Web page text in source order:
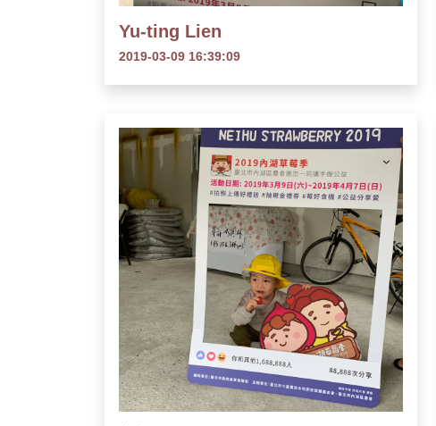
Yu-ting Lien
2019-03-09 16:39:09